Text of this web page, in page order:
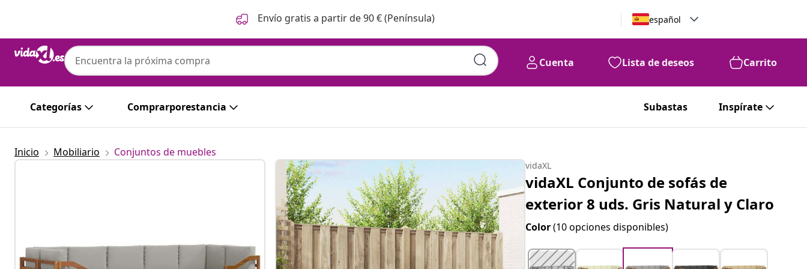
Envío gratis a partir de 90 € (Península) español
Cuenta Lista de deseos Carrito
Categorías Comprarporestancia Subastas Inspírate
Inicio Mobiliario Conjuntos de muebles
vidaXL
vidaXL Conjunto de sofás de
exterior 8 uds. Gris Natural y Claro
Color(10 opciones disponibles)